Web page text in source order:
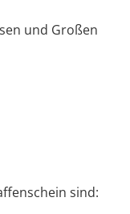
und Großen
sind: